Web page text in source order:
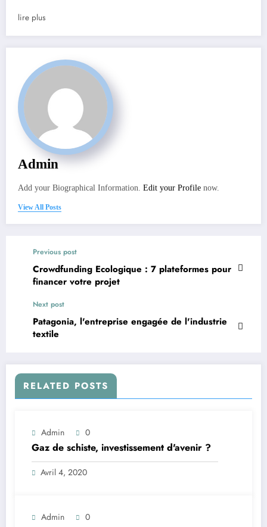
lire plus
Admin
Add your Biographical Information. Edit your Profile now.
View All Posts
Previous post
Crowdfunding Ecologique : 7 plateformes pour
financer votre projet
Next post
Patagonia, l'entreprise engagée de l'industrie
textile
RELATED POSTS
Admin 0
Gaz de schiste, investissement d'avenir ?
Avril 4, 2020
Admin 0